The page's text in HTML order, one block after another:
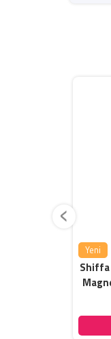
Yeni
Shiffa
‹